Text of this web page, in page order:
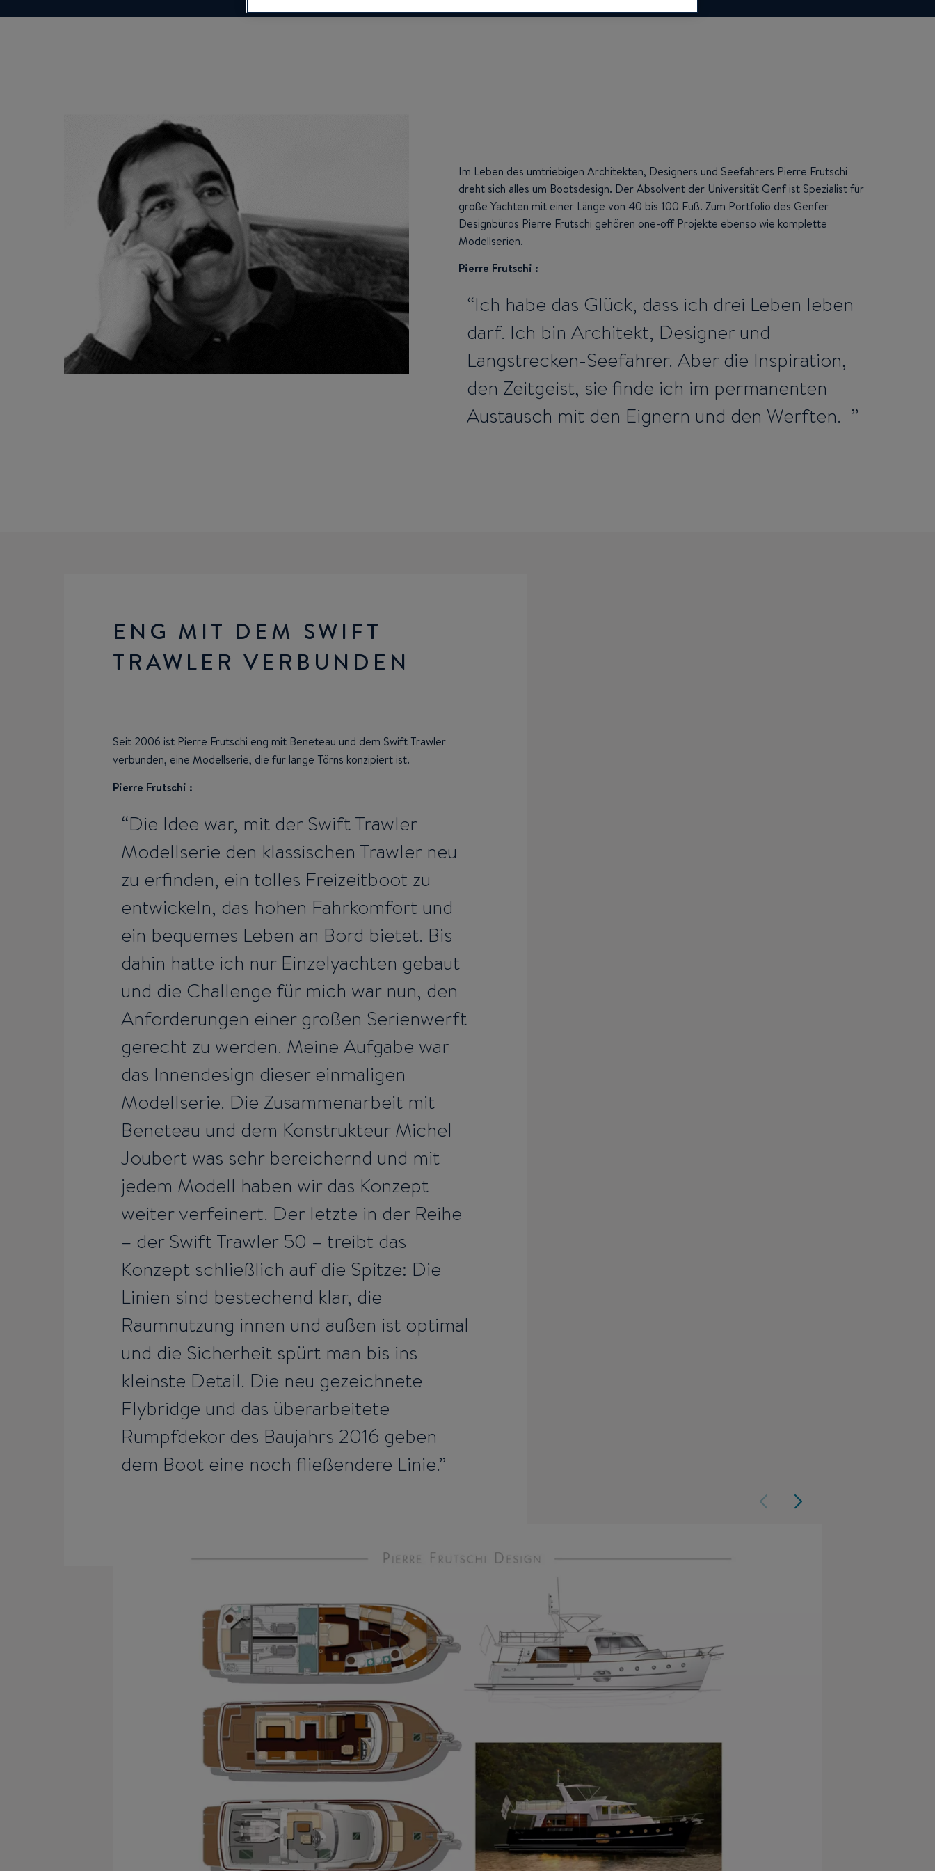
Im Leben des umtriebigen Architekten, Designers und Seefahrers Pierre Frutschi
dreht sich alles um Bootsdesign. Der Absolvent der Universität Genf ist Spezialist für
große Yachten mit einer Länge von 40 bis 100 Fuß. Zum Portfolio des Genfer
Designbüros Pierre Frutschi gehören one-off Projekte ebenso wie komplette
Modellserien.
Pierre Frutschi :
Ich habe das Glück, dass ich drei Leben leben
darf. Ich bin Architekt, Designer und
Langstrecken-Seefahrer. Aber die Inspiration,
den Zeitgeist, sie finde ich im permanenten
Austausch mit den Eignern und den Werften.
ENG MIT DEM SWIFT
TRAWLER VERBUNDEN
Seit 2006 ist Pierre Frutschi eng mit Beneteau und dem Swift Trawler
verbunden, eine Modellserie, die für lange Törns konzipiert ist.
Pierre Frutschi :
Die Idee war, mit der Swift Trawler
Modellserie den klassischen Trawler neu
zu erfinden, ein tolles Freizeitboot zu
entwickeln, das hohen Fahrkomfort und
ein bequemes Leben an Bord bietet. Bis
dahin hatte ich nur Einzelyachten gebaut
und die Challenge für mich war nun, den
Anforderungen einer großen Serienwerft
gerecht zu werden. Meine Aufgabe war
das Innendesign dieser einmaligen
Modellserie. Die Zusammenarbeit mit
Beneteau und dem Konstrukteur Michel
Joubert was sehr bereichernd und mit
jedem Modell haben wir das Konzept
weiter verfeinert. Der letzte in der Reihe
– der Swift Trawler 50 – treibt das
Konzept schließlich auf die Spitze: Die
Linien sind bestechend klar, die
Raumnutzung innen und außen ist optimal
und die Sicherheit spürt man bis ins
kleinste Detail. Die neu gezeichnete
Flybridge und das überarbeitete
Rumpfdekor des Baujahrs 2016 geben
dem Boot eine noch fließendere Linie.